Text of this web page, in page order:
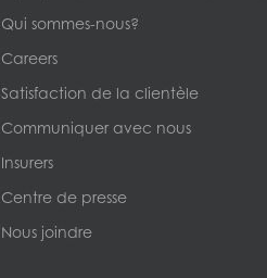
Qui sommes-nous?
Careers
Satisfaction de la clientèle
Communiquer avec nous
Insurers
Centre de presse
Nous joindre